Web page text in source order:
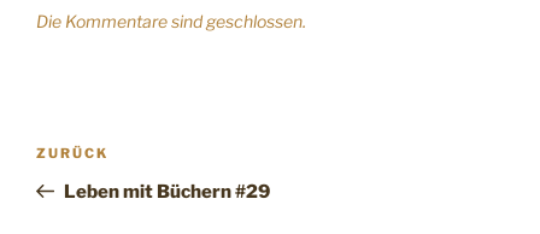
Die Kommentare sind geschlossen.
Beitragsnavigation
Vorheriger
Beitrag
ZURÜCK
Leben mit Büchern #29